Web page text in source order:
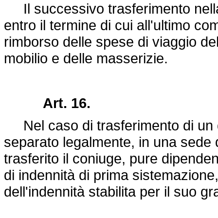
Il successivo trasferimento
entro il termine di cui all'ultimo
rimborso delle spese di viaggio
mobilio e delle masserizie.
Art. 16.
Nel caso di trasferimento di un
separato legalmente, in una
trasferito il coniuge, pure
di indennità di prima
dell'indennità stabilita per il suo